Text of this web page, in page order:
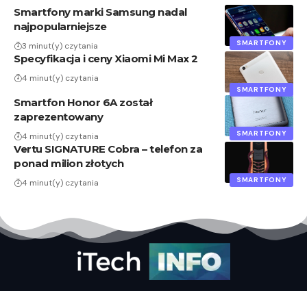
SMARTFONY
Smartfony marki Samsung nadal
najpopularniejsze
3 minut(y) czytania
SMARTFONY
Specyfikacja i ceny Xiaomi Mi Max 2
4 minut(y) czytania
SMARTFONY
Smartfon Honor 6A został
zaprezentowany
4 minut(y) czytania
SMARTFONY
Vertu SIGNATURE Cobra – telefon za
ponad milion złotych
4 minut(y) czytania